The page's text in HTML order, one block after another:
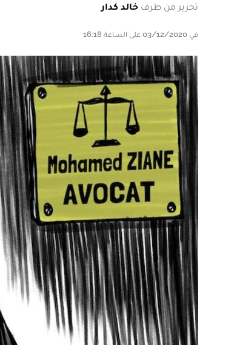
تحرير من طرف خالد كدار
في 03/12/2020 على الساعة 16:18